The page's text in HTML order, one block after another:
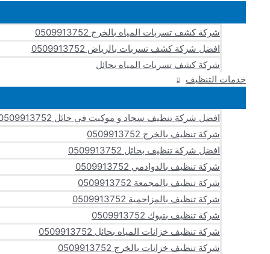
شركة كشف تسربات المياه بالخرج 0509913752
افضل شركة كشف تسربات بالرياض 0509913752
شركة كشف تسربات المياه بحائل
خدمات التنظيف
افضل شركة تنظيف سجاد و موكيت في حائل 0509913752
شركة تنظيف بالخرج 0509913752
افضل شركة تنظيف بحائل 0509913752
شركة تنظيف بالدوادمي 0509913752
شركة تنظيف بالمجمعة 0509913752
شركة تنظيف بالمزاحمية 0509913752
شركة تنظيف بتبوك 0509913752
شركة تنظيف خزانات المياه بحائل 0509913752
شركة تنظيف خزانات بالخرج 0509913752